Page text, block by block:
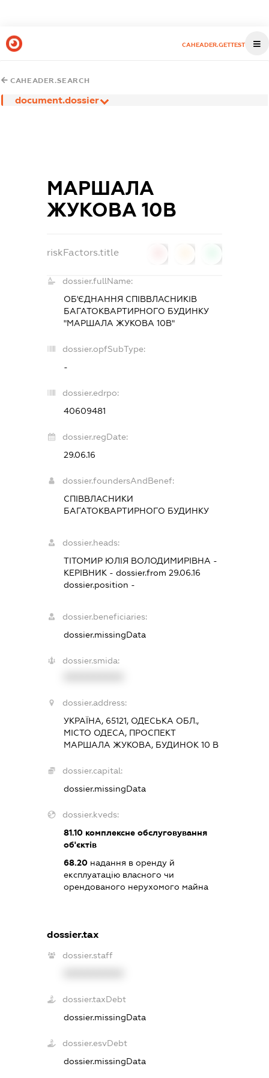
CAHEADER.GETTEST
CAHEADER.SEARCH
document.dossier
МАРШАЛА
ЖУКОВА 10В
riskFactors.title
dossier.fullName:
ОБ'ЄДНАННЯ СПІВВЛАСНИКІВ
БАГАТОКВАРТИРНОГО БУДИНКУ
"МАРШАЛА ЖУКОВА 10В"
dossier.opfSubType:
-
dossier.edrpo:
40609481
dossier.regDate:
29.06.16
dossier.foundersAndBenef:
СПІВВЛАСНИКИ
БАГАТОКВАРТИРНОГО БУДИНКУ
dossier.heads:
ТІТОМИР ЮЛІЯ ВОЛОДИМИРІВНА -
КЕРІВНИК- dossier.from 29.06.16
dossier.position -
dossier.beneficiaries:
dossier.missingData
dossier.smida:
dossier.address:
УКРАЇНА, 65121, ОДЕСЬКА ОБЛ.,
МІСТО ОДЕСА, ПРОСПЕКТ
МАРШАЛА ЖУКОВА, БУДИНОК 10 В
dossier.capital:
dossier.missingData
dossier.kveds:
81.10комплексне обслуговування
об'єктів
68.20надання в оренду й
експлуатацію власного чи
орендованого нерухомого майна
dossier.tax
dossier.staff
dossier.taxDebt
dossier.missingData
dossier.esvDebt
dossier.missingData